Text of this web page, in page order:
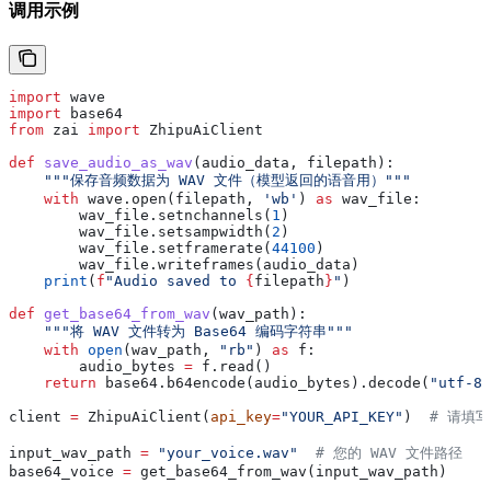
调用示例
import wave
import base64
from zai import ZhipuAiClient
def save_audio_as_wav ( audio_data , filepath ):
    """保存音频数据为 WAV 文件（模型返回的语音用）"""
    with
wave.open(filepath, 'wb' ) as wav_file:
        wav_file.setnchannels(
1 )
        wav_file.setsampwidth(
2 )
        wav_file.setframerate(
44100 )
        wav_file.writeframes(audio_data)
    print
( f "Audio saved to { filepath } " )
def get_base64_from_wav ( wav_path ):
    """将 WAV 文件转为 Base64 编码字符串"""
    with
open (wav_path, "rb" ) as f:
        audio_bytes
= f.read()
    return
base64.b64encode(audio_bytes).decode( "utf-8"
client = ZhipuAiClient( api_key="YOUR_API_KEY" ) # 请填
input_wav_path = "your_voice.wav"
  # 您的 WAV 文件路径
base64_voice = get_base64_from_wav(input_wav_path)